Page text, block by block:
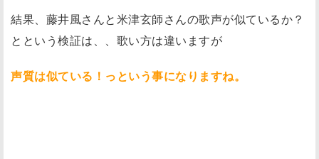
結果、藤井風さんと米津玄師さんの歌声が似ているか？
とという検証は、、歌い方は違いますが
声質は似ている！っという事になりますね。